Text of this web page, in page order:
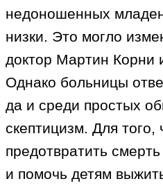
недоношенных
низки. Это могло
доктор Мартин Корни
Однако больницы
да и среди простых
скептицизм. Для того,
предотвратить
и помочь детям